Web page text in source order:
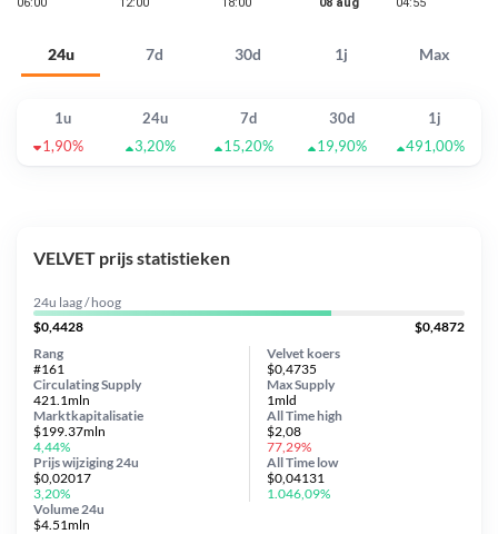
24u 7d 30d 1j Max
1u 24u 7d 30d
1j
1,90%
3,20% 15,20% 19,90% 491,00%
VELVET prijs statistieken
24u laag / hoog
$0,4428
$0,4872
Velvet koers
$0,4735
Circulating Supply
421.1mln
Prijs wijziging 24u
$0,02017
3,20%
Max Supply
1mld
Marktkapitalisatie
$199.37mln
4,44%
Volume 24u
$4.51mln
Rang
#161
All Timehigh
$2,08
77,29%
All Time low
$0,04131
1.046,09%